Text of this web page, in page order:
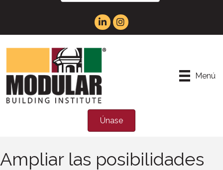
Menú
Únase
Ampliar las posibilidades